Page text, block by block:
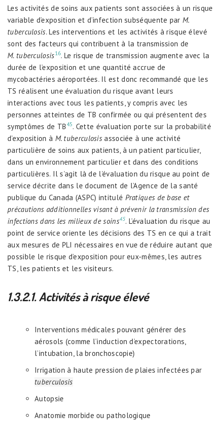
Les activités de soins aux patients sont associées à un risque
variable d’exposition et d’infection subséquente par M.
tuberculosis. Les interventions et les activités à risque élevé
sont des facteurs qui contribuent à la transmission de
M. tuberculosis16. Le risque de transmission augmente avec la
durée de l’exposition et une quantité accrue de
mycobactéries aéroportées. Il est donc recommandé que les
TS réalisent une évaluation du risque avant leurs
interactions avec tous les patients, y compris avec les
personnes atteintes de TB confirmée ou qui présentent des
symptômes de TB45. Cette évaluation porte sur la probabilité
d’exposition à M. tuberculosisassociée à une activité
particulière de soins aux patients, à un patient particulier,
dans un environnement particulier et dans des conditions
particulières. Il s’agit là de l’évaluation du risque au point de
service décrite dans le document de l’Agence de la santé
publique du Canada (ASPC) intitulé Pratiques de base et
précautions additionnelles visant à prévenir la transmission des
infections dans les milieux de soins45. L’évaluation du risque au
point de service oriente les décisions des TS en ce qui a trait
aux mesures de PLI nécessaires en vue de réduire autant que
possible le risque d’exposition pour eux-mêmes, les autres
TS, les patients et les visiteurs.
1.3.2.1. Activités à risque élevé
Interventions médicales pouvant générer des
aérosols (comme l’induction d’expectorations,
l’intubation, la bronchoscopie)
Irrigation à haute pression de plaies infectées par
tuberculosis
Autopsie
Anatomie morbide ou pathologique